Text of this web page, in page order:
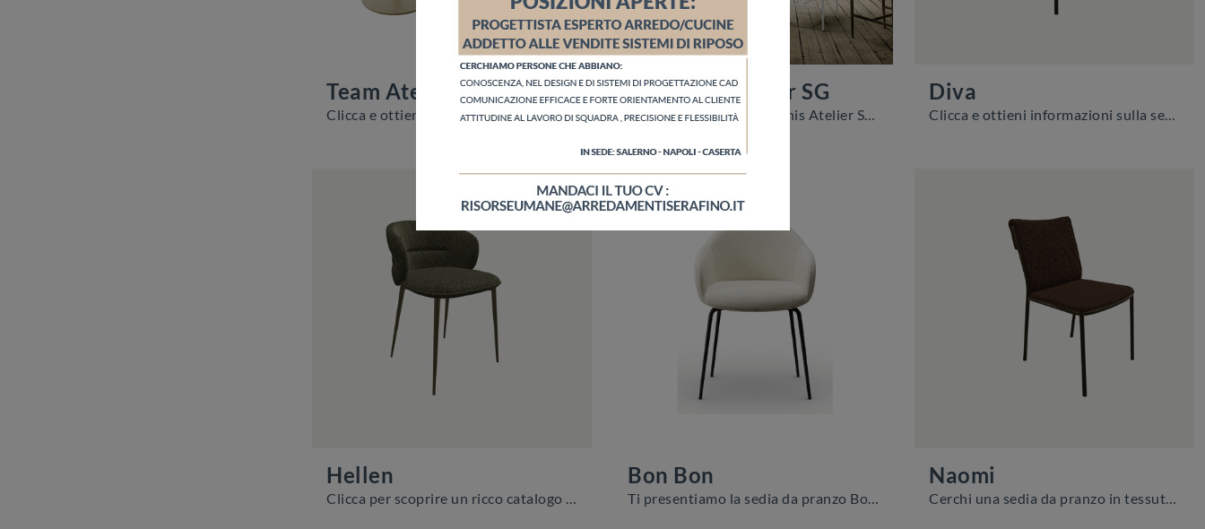
Team Atelier SG
Clicca e ottieni informazioni sulla sedia Team Atelier SG di Zamagna in tessuto: le più originali Sedie sgabelli moderne ti aspettano.
Memphis Atelier SG
Con questa sedia Memphis Atelier SG Zamagna in tessuto, una tra le nostre sedute sgabelli moderne, potrai impreziosire i tuoi interni.
Diva
Clicca e ottieni informazioni sulla seduta Diva di Zamagna in tessuto: le più esclusive Sedie fisse moderne ti attendono.
Hellen Bon Bon Naomi